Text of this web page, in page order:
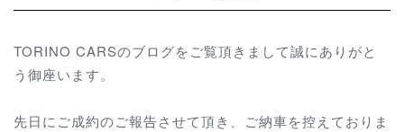
TORINO CARSのブログをご覧頂きまして誠にありがと
う御座います。
先日にご成約のご報告させて頂き、ご納車を控えておりま